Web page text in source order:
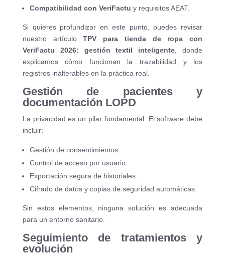
Compatibilidad con VeriFactu y requisitos AEAT.
Si quieres profundizar en este punto, puedes revisar
nuestro artículoTPV para tienda de ropa con
VeriFactu 2026: gestión textil inteligente, donde
explicamos cómo funcionan la trazabilidad y los
registros inalterables en la práctica real.
Gestión de pacientes y
documentación LOPD
La privacidad es un pilar fundamental. El software debe
incluir:
Gestión de consentimientos.
Control de acceso por usuario.
Exportación segura de historiales.
Cifrado de datos y copias de seguridad automáticas.
Sin estos elementos, ninguna solución es adecuada
para un entorno sanitario.
Seguimiento de tratamientos y
evolución